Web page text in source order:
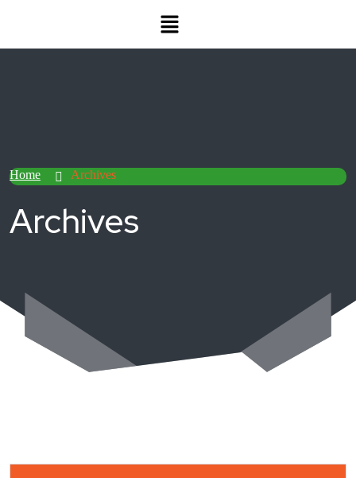
Home Archives
Archives